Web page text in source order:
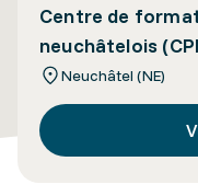
Centre de
neuchâtelois
Neuchâtel (NE)